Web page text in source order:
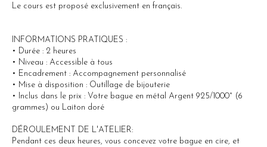
Le cours est proposé exclusivement en français.
INFORMATIONS PRATIQUES :
• Durée : 2 heures
• Niveau : Accessible à tous
• Encadrement : Accompagnement personnalisé
• Mise à disposition : Outillage de bijouterie
• Inclus dans le prix : Votre bague en métal Argent 925/1000° (6
grammes) ou Laiton doré
DÉROULEMENT DE L'ATELIER:
Pendant ces deux heures, vous concevez votre bague en cire, et